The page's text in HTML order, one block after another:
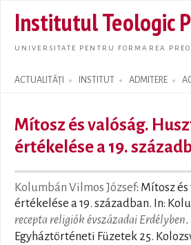
Institutul Teologic
UNIVERSITATE PENTRU FORMAREA
ACTUALITĂȚI INSTITUT ADMITERE
Search form
Mítosz és valóság.
értékelése a 19.
Kolumbán Vilmos József: Mítosz
értékelése a 19. században. In:
recepta religiók évszázadai Erdélyben
Egyháztörténeti Füzetek 25.